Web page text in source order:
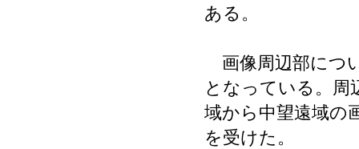
ある。
画像周辺部につ
となっている。周
域から中望遠域の
を受けた。